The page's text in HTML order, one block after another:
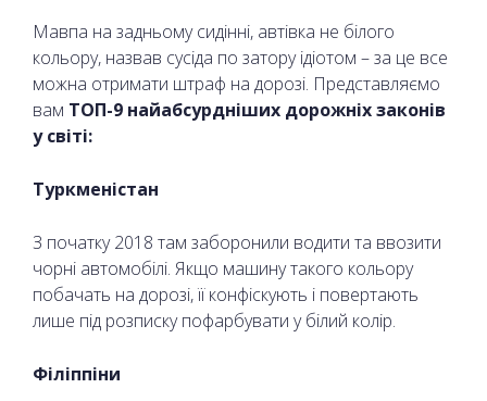
Мавпа на задньому сидінні, автівка не білого
кольору, назвав сусіда по затору ідіотом – за це все
можна отримати штраф на дорозі. Представляємо
вам ТОП-9 найабсурдніших дорожніх законів
у світі:
Туркменістан
З початку 2018 там заборонили водити та ввозити
чорні автомобілі. Якщо машину такого кольору
побачать на дорозі, її конфіскують і повертають
лише під розписку пофарбувати у білий колір.
Філіппіни